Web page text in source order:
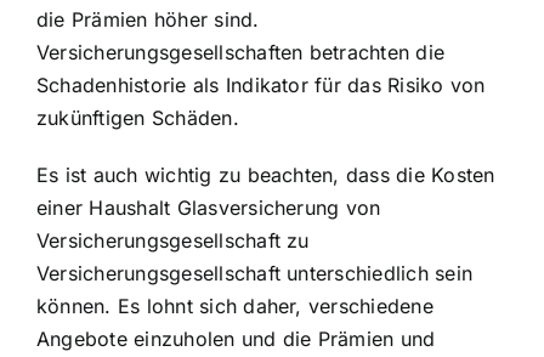
die Prämien höher sind.
Versicherungsgesellschaften betrachten die
Schadenhistorie als Indikator für das Risiko von
zukünftigen Schäden.
Es ist auch wichtig zu beachten, dass die Kosten
einer Haushalt Glasversicherung von
Versicherungsgesellschaft zu
Versicherungsgesellschaft unterschiedlich sein
können. Es lohnt sich daher, verschiedene
Angebote einzuholen und die Prämien und